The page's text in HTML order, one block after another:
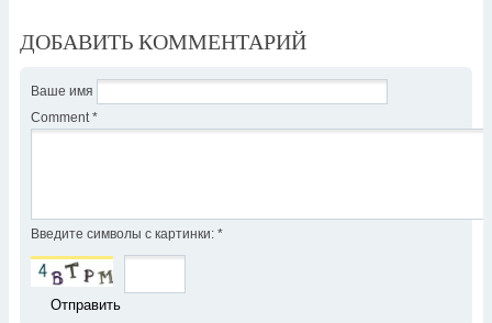
ДОБАВИТЬ КОММЕНТАРИЙ
Ваше имя
Comment *
Введите символы с картинки: *